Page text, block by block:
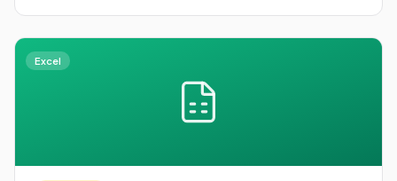
Excel